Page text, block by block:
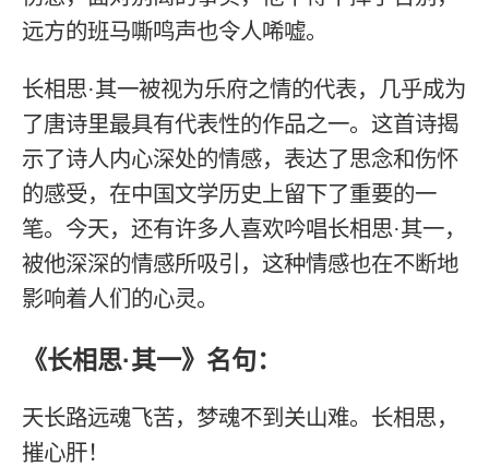
远方的班马嘶鸣声也令人唏嘘。
长相思·其一被视为乐府之情的代表，几乎成为
了唐诗里最具有代表性的作品之一。这首诗揭
示了诗人内心深处的情感，表达了思念和伤怀
的感受，在中国文学历史上留下了重要的一
笔。今天，还有许多人喜欢吟唱长相思·其一，
被他深深的情感所吸引，这种情感也在不断地
影响着人们的心灵。
《长相思·其一》名句：
天长路远魂飞苦，梦魂不到关山难。长相思，
摧心肝！